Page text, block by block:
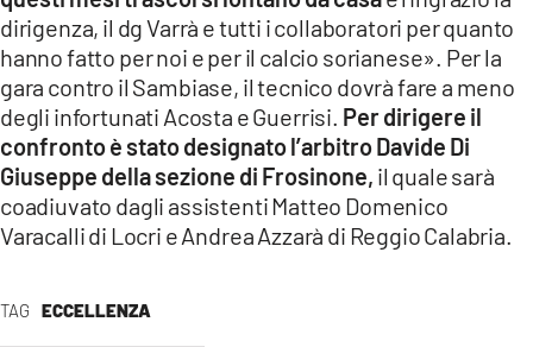
TAG ECCELLENZA
dirigenza, il dg Varrà e tutti i collaboratori per quanto
hanno fatto per noi e per il calcio sorianese». Per la
gara contro il Sambiase, il tecnico dovrà fare a meno
degli infortunati Acosta e Guerrisi. Per dirigere il
confronto è stato designato l’arbitro Davide Di
Giuseppe della sezione di Frosinone, il quale sarà
coadiuvato dagli assistenti Matteo Domenico
Varacalli di Locri e Andrea Azzarà di Reggio Calabria.